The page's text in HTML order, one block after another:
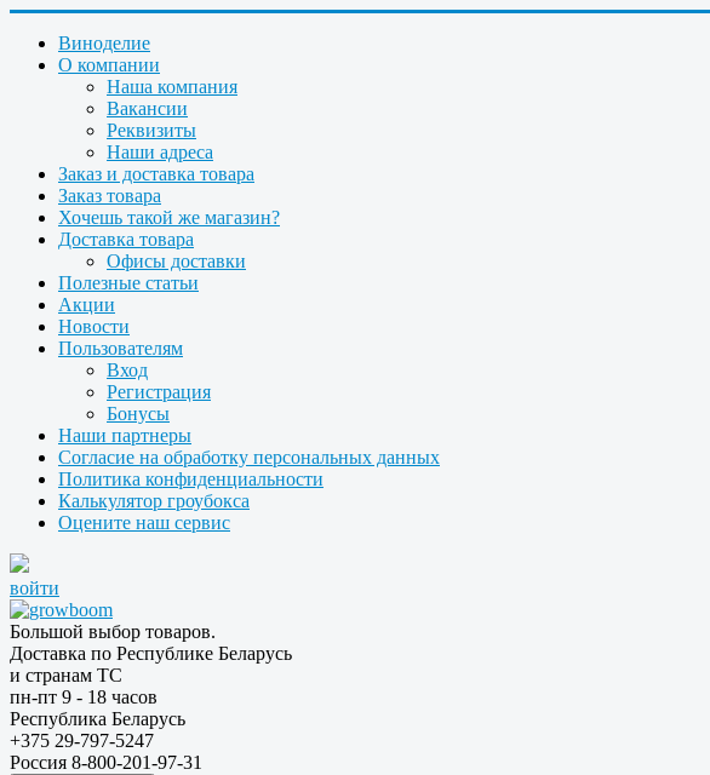
Виноделие
О компании
Наша компания
Вакансии
Реквизиты
Наши адреса
Заказ и доставка товара
Заказ товара
Хочешь такой же магазин?
Доставка товара
Офисы доставки
Полезные статьи
Акции
Новости
Пользователям
Вход
Регистрация
Бонусы
Наши партнеры
Согласие на обработку персональных данных
Политика конфиденциальности
Калькулятор гроубокса
Оцените наш сервис
войти
Большой выбор товаров.
Доставка по Республике Беларусь
и странам ТС
пн-пт 9 - 18 часов
Республика Беларусь
+375 29-797-5247
Россия 8-800-201-97-31